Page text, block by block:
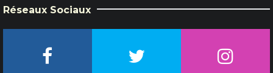
Réseaux Sociaux